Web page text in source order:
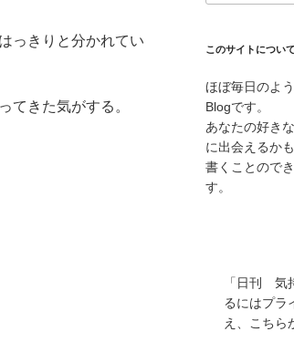
っきりと分かれてい
てきた気がする。
このサイトについ
ほぼ毎日のよ
Blogです。
あなたの好き
に出会えるか
書くことので
す。
「日刊 気
るにはプラ
え、こちら